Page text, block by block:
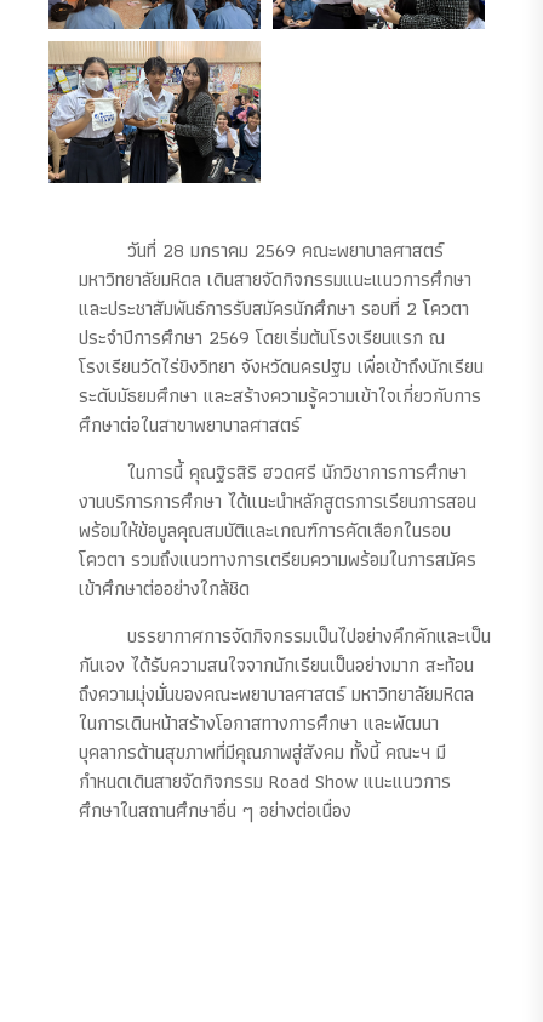
วันที่ 28 มกราคม 2569 คณะพยาบาลศาสตร์
มหาวิทยาลัยมหิดล เดินสายจัดกิจกรรมแนะแนวการศึกษา
และประชาสัมพันธ์การรับสมัครนักศึกษา รอบที่ 2 โควตา
ประจำปีการศึกษา 2569 โดยเริ่มต้นโรงเรียนแรก ณ
โรงเรียนวัดไร่ขิงวิทยา จังหวัดนครปฐม เพื่อเข้าถึงนักเรียน
ระดับมัธยมศึกษา และสร้างความรู้ความเข้าใจเกี่ยวกับการ
ศึกษาต่อในสาขาพยาบาลศาสตร์
ในการนี้ คุณฐิรสิริ ฮวดศรี นักวิชาการการศึกษา
งานบริการการศึกษา ได้แนะนำหลักสูตรการเรียนการสอน
พร้อมให้ข้อมูลคุณสมบัติและเกณฑ์การคัดเลือกในรอบ
โควตา รวมถึงแนวทางการเตรียมความพร้อมในการสมัคร
เข้าศึกษาต่ออย่างใกล้ชิด
บรรยากาศการจัดกิจกรรมเป็นไปอย่างคึกคักและเป็น
กันเอง ได้รับความสนใจจากนักเรียนเป็นอย่างมาก สะท้อน
ถึงความมุ่งมั่นของคณะพยาบาลศาสตร์ มหาวิทยาลัยมหิดล
ในการเดินหน้าสร้างโอกาสทางการศึกษา และพัฒนา
บุคลากรด้านสุขภาพที่มีคุณภาพสู่สังคม ทั้งนี้ คณะฯ มี
กำหนดเดินสายจัดกิจกรรม Road Show แนะแนวการ
ศึกษาในสถานศึกษาอื่น ๆ อย่างต่อเนื่อง